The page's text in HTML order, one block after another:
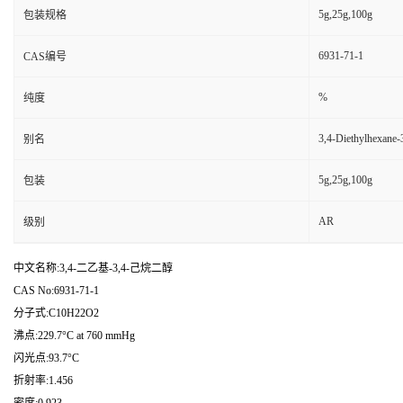
包装规格 5g,25g,100g
CAS编号 6931-71-1
纯度 %
别名 3,4-
包装 5g,25g,100g
级别 AR
中文名称:3,4-二乙基-3,4-己烷二醇
CAS No:6931-71-1
分子式:C10H22O2
沸点:229.7°C at 760 mmHg
闪光点:93.7°C
折射率:1.456